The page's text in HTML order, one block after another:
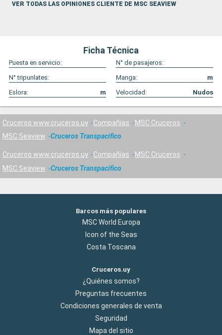
VER TODAS LAS OPINIONES CLIENTE DE MSC SEAVIEW
Ficha Técnica
Puesta en servicio:
N° de pasajeros:
N° tripunlates:
Manga:
m
Eslora:
m Velocidad: Nudos
Cruceros www.cruceros.uy Compañías
MSC Cruceros
MSC Seaview
Cruceros Transpacifico
Cruceros www.cruceros.uy Compañías
MSC Cruceros
MSC Seaview
Cruceros Transpacifico
Barcos más populares
MSC World Europa
Icon of the Seas
Costa Toscana
Cruceros.uy
¿Quiénes somos?
Preguntas frecuentes
Condiciones generales de venta
Seguridad
Mapa del sitio